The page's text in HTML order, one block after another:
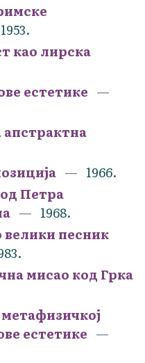
1953.
као лирска
естетике
1966.
Петра
1968.
песник
мисао код Грка
естетике